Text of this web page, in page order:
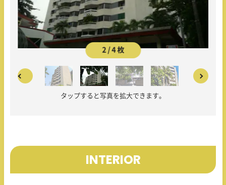
2 / 4 枚
タップすると写真を拡大できます。
INTERIOR